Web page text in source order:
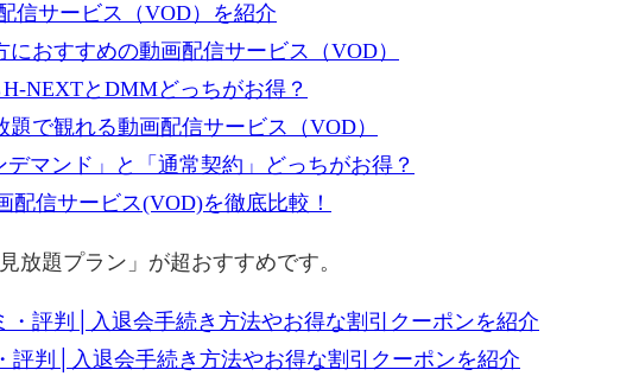
信サービス（VOD）を紹介
おすすめの動画配信サービス（VOD）
NEXTとDMMどっちがお得？
で観れる動画配信サービス（VOD）
マンド」と「通常契約」どっちがお得？
信サービス(VOD)を徹底比較！
放題プラン」が超おすすめです。
評判│入退会手続き方法やお得な割引クーポンを紹介